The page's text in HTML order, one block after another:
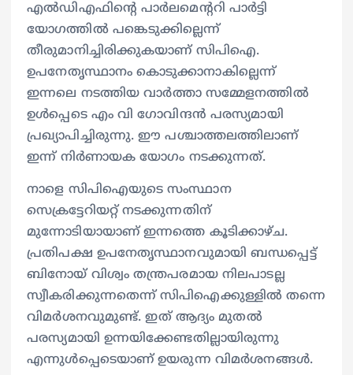
എല്‍ഡിഎഫിന്റെ പാര്‍ലമെന്ററി പാര്‍ട്ടി
യോഗത്തില്‍ പങ്കെടുക്കില്ലെന്ന്
തീരുമാനിച്ചിരിക്കുകയാണ് സിപിഐ.
ഉപനേതൃസ്ഥാനം കൊടുക്കാനാകില്ലെന്ന്
ഇന്നലെ നടത്തിയ വാര്‍ത്താ സമ്മേളനത്തില്‍
ഉള്‍പ്പെടെ എം വി ഗോവിന്ദന്‍ പരസ്യമായി
പ്രഖ്യാപിച്ചിരുന്നു. ഈ പശ്ചാത്തലത്തിലാണ്
ഇന്ന് നിര്‍ണായക യോഗം നടക്കുന്നത്.
നാളെ സിപിഐയുടെ സംസ്ഥാന
സെക്രട്ടേറിയറ്റ് നടക്കുന്നതിന്
മുന്നോടിയായാണ് ഇന്നത്തെ കൂടിക്കാഴ്ച.
പ്രതിപക്ഷ ഉപനേതൃസ്ഥാനവുമായി ബന്ധപ്പെട്ട്
ബിനോയ് വിശ്വം തന്ത്രപരമായ നിലപാടല്ല
സ്വീകരിക്കുന്നതെന്ന് സിപിഐക്കുള്ളില്‍ തന്നെ
വിമര്‍ശനവുമുണ്ട്. ഇത് ആദ്യം മുതല്‍
പരസ്യമായി ഉന്നയിക്കേണ്ടതില്ലായിരുന്നു
എന്നുള്‍പ്പെടെയാണ് ഉയരുന്ന വിമര്‍ശനങ്ങള്‍.